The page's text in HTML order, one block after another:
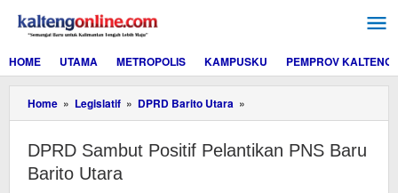
konten
HOME
UTAMA METROPOLIS KAMPUSKU PEMPROV KALTENG
Home » Legislatif » DPRD Barito Utara »
Sambut
Pelantikan
DPRD Sambut Positif Pelantikan PNS Baru
Barito Utara